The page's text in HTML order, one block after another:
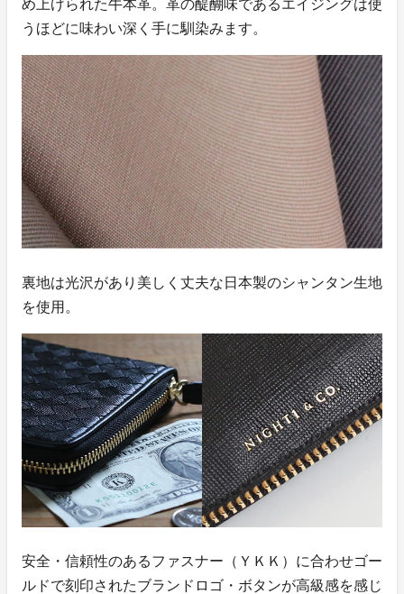
め上げられた牛本革。革の醍醐味であるエイジングは使
うほどに味わい深く手に馴染みます。
裏地は光沢があり美しく丈夫な日本製のシャンタン生地
を使用。
安全・信頼性のあるファスナー（ＹＫＫ）に合わせゴー
ルドで刻印されたブランドロゴ・ボタンが高級感を感じ